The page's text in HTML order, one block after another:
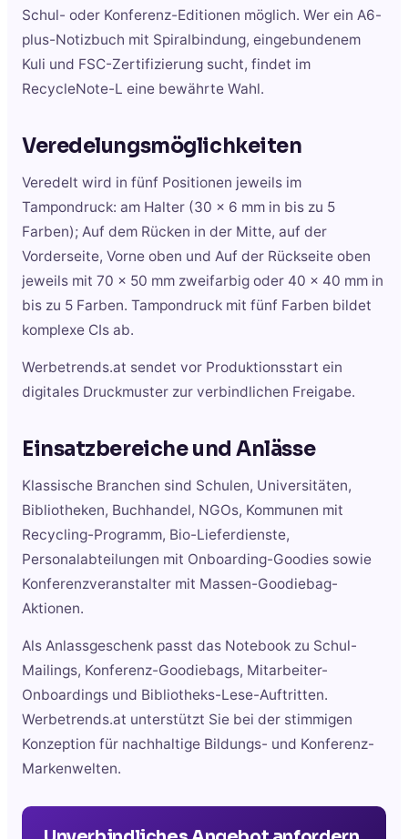
Schul- oder Konferenz-Editionen möglich. Wer ein A6-
plus-Notizbuch mit Spiralbindung, eingebundenem
Kuli und FSC-Zertifizierung sucht, findet im
RecycleNote-L eine bewährte Wahl.
Veredelungsmöglichkeiten
Veredelt wird in fünf Positionen jeweils im
Tampondruck: am Halter (30 x 6 mm in bis zu 5
Farben); Auf dem Rücken in der Mitte, auf der
Vorderseite, Vorne oben und Auf der Rückseite oben
jeweils mit 70 x 50 mm zweifarbig oder 40 x 40 mm in
bis zu 5 Farben. Tampondruck mit fünf Farben bildet
komplexe CIs ab.
Werbetrends.at sendet vor Produktionsstart ein
digitales Druckmuster zur verbindlichen Freigabe.
Einsatzbereiche und Anlässe
Klassische Branchen sind Schulen, Universitäten,
Bibliotheken, Buchhandel, NGOs, Kommunen mit
Recycling-Programm, Bio-Lieferdienste,
Personalabteilungen mit Onboarding-Goodies sowie
Konferenzveranstalter mit Massen-Goodiebag-
Aktionen.
Als Anlassgeschenk passt das Notebook zu Schul-
Mailings, Konferenz-Goodiebags, Mitarbeiter-
Onboardings und Bibliotheks-Lese-Auftritten.
Werbetrends.at unterstützt Sie bei der stimmigen
Konzeption für nachhaltige Bildungs- und Konferenz-
Markenwelten.